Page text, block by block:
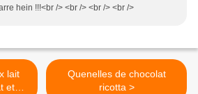
hein !!!<br /> <br /> <br /> <br />
et
Quenelles de chocolat
ricotta >